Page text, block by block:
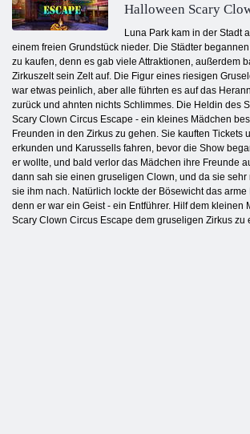
Halloween Scary
Luna Park kam in der Stadt
einem freien Grundstück nieder. Die Städter
zu kaufen, denn es gab viele Attraktionen, außerdem
Zirkuszelt sein Zelt auf. Die Figur eines riesigen
war etwas peinlich, aber alle führten es auf das
zurück und ahnten nichts Schlimmes. Die Heldin des
Scary Clown Circus Escape - ein kleines Mädchen
Freunden in den Zirkus zu gehen. Sie kauften Tickets
erkunden und Karussells fahren, bevor die Show
er wollte, und bald verlor das Mädchen ihre Freunde
dann sah sie einen gruseligen Clown, und da sie sehr
sie ihm nach. Natürlich lockte der Bösewicht das
denn er war ein Geist - ein Entführer. Hilf dem kleinen
Scary Clown Circus Escape dem gruseligen Zirkus zu